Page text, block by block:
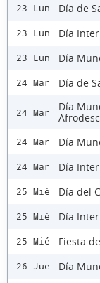
23 Lun Día de
23 Lun Día
23 Lun Día
24 Mar Día de
24 Mar
Día
24 Mar Día
24 Mar Día
25 Mié Día del
25 Mié Día
25 Mié Fiesta
26 Jue Día